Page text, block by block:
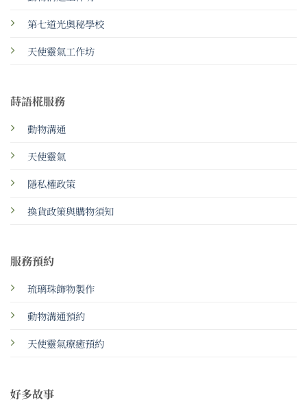
第七道光奧秘學校
天使靈氣工作坊
蒔語椛服務
動物溝通
天使靈氣
隱私權政策
換貨政策與購物須知
服務預約
琉璃珠飾物製作
動物溝通預約
天使靈氣療癒預約
好多故事